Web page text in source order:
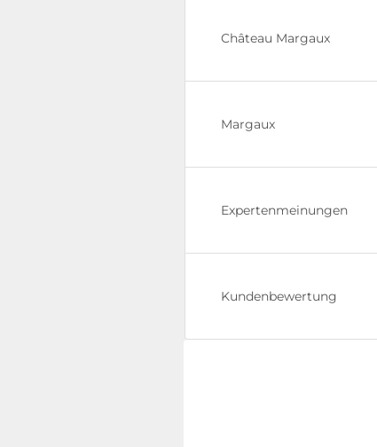
Château Margaux
Margaux
Expertenmeinungen
Kundenbewertung